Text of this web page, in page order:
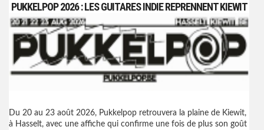
PUKKELPOP 2026 : LES GUITARES INDIE REPRENNENT KIEWIT
Du 20 au 23 août 2026, Pukkelpop retrouvera la plaine de Kiewit,
à Hasselt, avec une affiche qui confirme une fois de plus son goût